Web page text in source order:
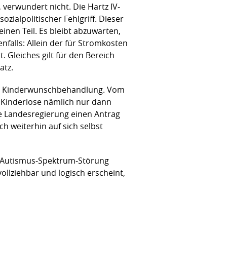
verwundert nicht. Die Hartz IV-
Fehlgriff. Dieser
Teil. Es bleibt abzuwarten,
Allein der für Stromkosten
Gleiches gilt für den Bereich
Vom
nämlich nur dann
einen Antrag
weiterhin auf sich selbst
Spektrum-Störung
und logisch erscheint,